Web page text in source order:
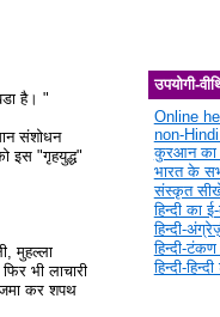
है। "
संशोधन
इस "गृहयुद्ध"
मुहल्ला
भी लाचारी
जमा कर शपथ
उपयोगी-
Online
non-
कुरआन का
भारत के
संस्कृत
हिन्दी का
हिन्दी-
हिन्दी-
हिन्दी-